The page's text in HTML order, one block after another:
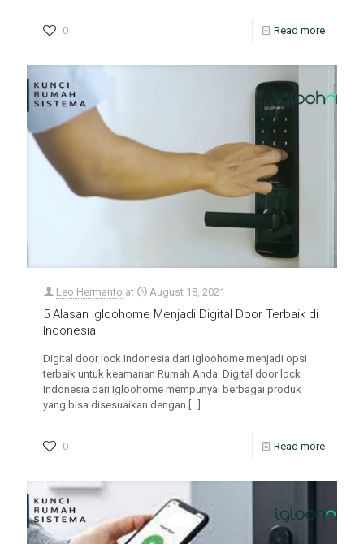
0 Read more
Leo Hermanto at August 18, 2021
5 Alasan Igloohome Menjadi Digital Door Terbaik di
Indonesia
Digital door lock Indonesia dari Igloohome menjadi opsi
terbaik untuk keamanan Rumah Anda. Digital door lock
Indonesia dari Igloohome mempunyai berbagai produk
yang bisa disesuaikan dengan
0 Read more